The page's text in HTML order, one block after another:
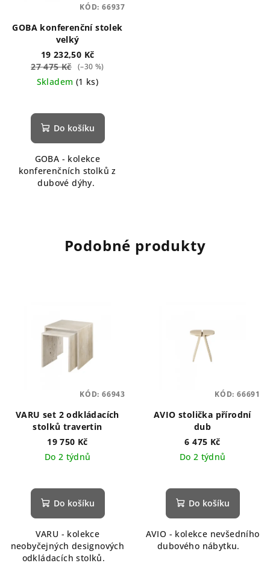
GOBA konferenční stolek
velký
19 232,50 Kč
27 475 Kč (–30 %)
Skladem (1 ks)
Do košíku
GOBA - kolekce
konferenčních stolků z
dubové dýhy.
KÓD: 66937
Podobné produkty
VARU set 2 odkládacích
stolků travertin
19 750 Kč
Do 2 týdnů
Do košíku
VARU - kolekce
neobyčejných designových
odkládacích stolků.
KÓD: 66943
AVIO stolička přírodní
dub
6 475 Kč
Do 2 týdnů
Do košíku
AVIO - kolekce nevšedního
dubového nábytku.
KÓD: 66691